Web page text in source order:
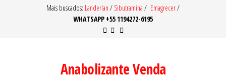
Mais buscados: Landerlan / Sibutramina / Emagrecer/
WHATSAPP +55 1194272-6195
Anabolizante Venda